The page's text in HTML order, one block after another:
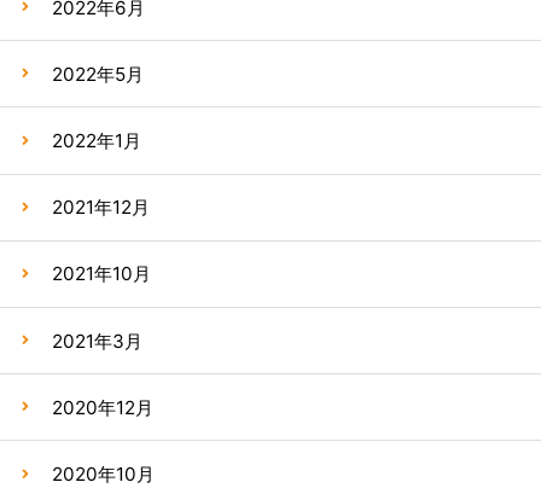
2022年6月
2022年5月
2022年1月
2021年12月
2021年10月
2021年3月
2020年12月
2020年10月